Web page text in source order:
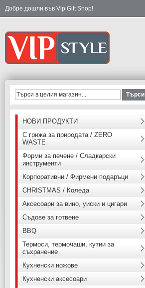
Добре дошли във Vip Gift Shop!
Търси
НОВИ ПРОДУКТИ
С грижа за природата / ZERO
WASTE
Форми за печене / Сладкарски
инструменти
Корпоративни / Фирмени подаръци
CHRISTMAS / Коледа
Аксесоари за вино, уиски и цигари
Съдове за готвене
BBQ
Термоси, термочаши, кутии за
съхранение
Кухненски ножове
Кухненски аксесоари